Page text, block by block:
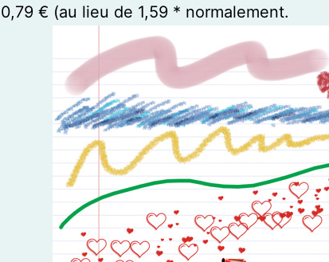
0,79 € (au lieu de 1,59 * normalement.